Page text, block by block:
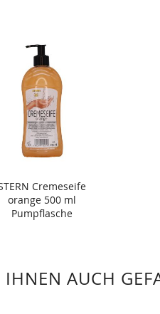
Cremeseife
orange 500 ml
Pumpflasche
AUCH